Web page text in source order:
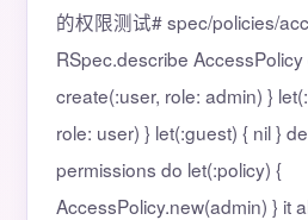
的权限测试# spec/policies/
RSpec.describe
create(:user, role: admin) }
role: user) } let(:guest) { nil }
permissions do let(:policy) {
AccessPolicy.new(admin) } it